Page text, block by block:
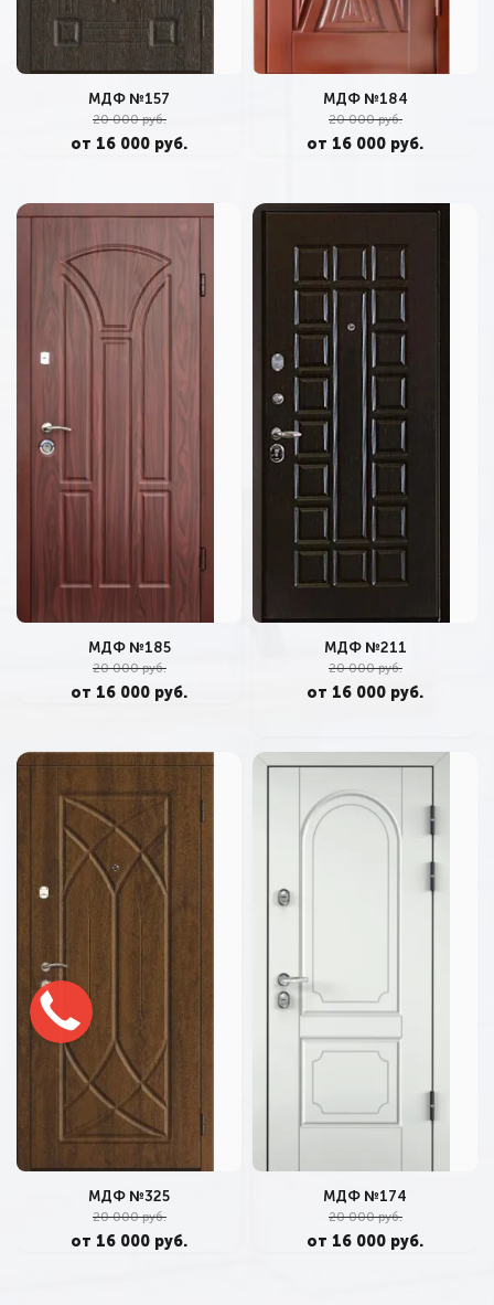
МДФ №157
20 000 руб.
от 16 000 руб.
МДФ №184
20 000 руб.
от 16 000 руб.
МДФ №185
20 000 руб.
от 16 000 руб.
МДФ №211
20 000 руб.
от 16 000 руб.
МДФ №325
20 000 руб.
от 16 000 руб.
МДФ №174
20 000 руб.
от 16 000 руб.